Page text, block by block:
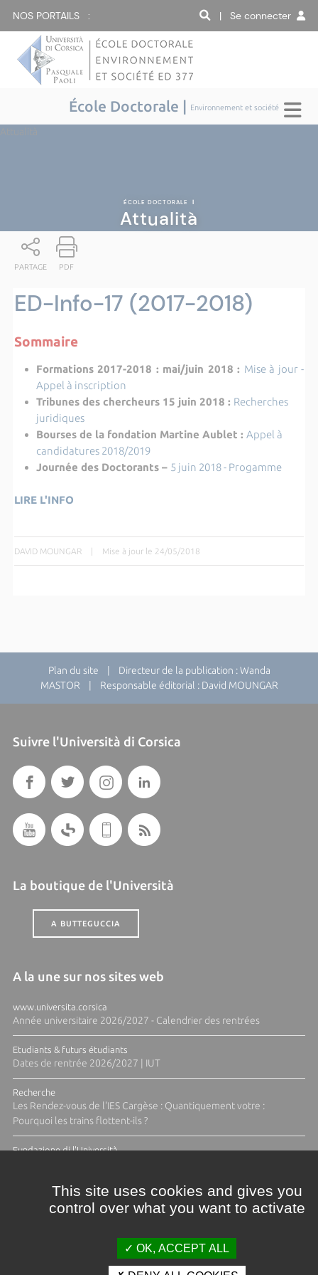
NOS PORTAILS : | Se connecter
École Doctorale | Environnement et société
ÉCOLE DOCTORALE |
Attualità
PARTAGE PDF
ED-Info-17 (2017-2018)
Sommaire
Formations 2017-2018 : mai/juin 2018 : Mise à jour -
Appel à inscription
Tribunes des chercheurs 15 juin 2018 : Recherches
juridiques
Bourses de la fondation Martine Aublet : Appel à
candidatures 2018/2019
Journée des Doctorants – 5 juin 2018 - Progamme
LIRE L'INFO
DAVID MOUNGAR | Mise à jour le 24/05/2018
Plan du site | Directeur de la publication : Wanda
MASTOR | Responsable éditorial : David MOUNGAR
Suivre l'Università di Corsica
La boutique de l'Università
A BUTTEGUCCIA
A la une sur nos sites web
www.universita.corsica
Année universitaire 2026/2027 - Calendrier des rentrées
Etudiants & futurs étudiants
Dates de rentrée 2026/2027 | IUT
Recherche
Les Rendez-vous de l'IES Cargèse : Quantiquement votre :
Pourquoi les trains flottent-ils ?
Fundazione di l'Università
This site uses cookies and gives you
control over what you want to activate
OK, ACCEPT ALL